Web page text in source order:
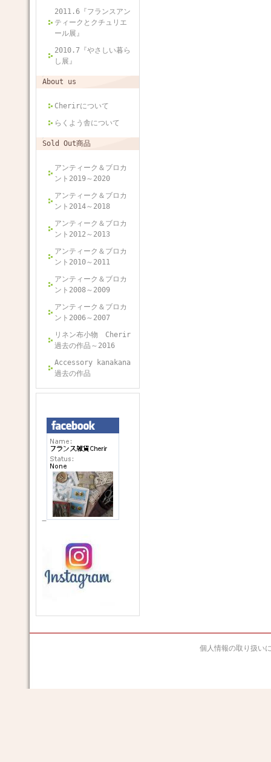
2011.6『フランスアン
ティークとクチュリエ
ール展』
2010.7『やさしい暮ら
し展』
About us
Cherirについて
らくよう舎について
Sold Out商品
アンティーク＆ブロカ
ント2019～2020
アンティーク＆ブロカ
ント2014～2018
アンティーク＆ブロカ
ント2012～2013
アンティーク＆ブロカ
ント2010～2011
アンティーク＆ブロカ
ント2008～2009
アンティーク＆ブロカ
ント2006～2007
リネン布小物 Cherir
過去の作品～2016
Accessory kanakana
過去の作品
個人情報の取り扱い